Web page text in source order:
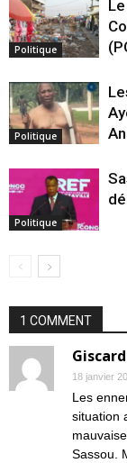
Politique
Politique
Politique
1 COMMENT
18 janvier
Les
situation
Sassou.